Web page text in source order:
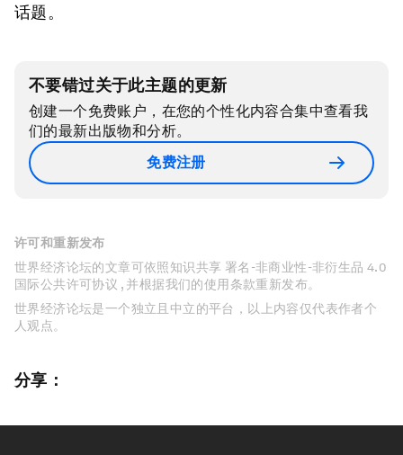
话题。
不要错过关于此主题的更新
创建一个免费账户，在您的个性化内容合集中查看我
们的最新出版物和分析。
免费注册
许可和重新发布
世界经济论坛的文章可依照知识共享 署名-非商业性-非衍生品 4.0
国际公共许可协议 , 并根据我们的使用条款重新发布。
世界经济论坛是一个独立且中立的平台，以上内容仅代表作者个
人观点。
分享：